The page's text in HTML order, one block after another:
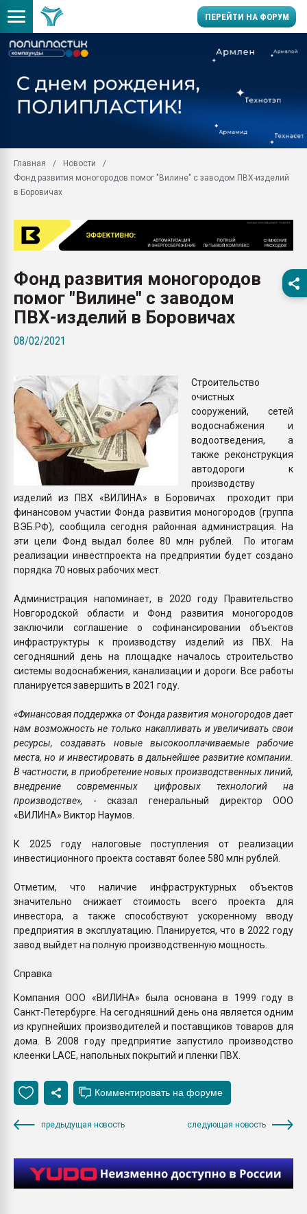
ПЕРЕЙТИ НА ФОРУМ
заводу пластмасс"
28.07.2026
первый план в
28.07.2026
ситуацией на
Всё, что касается
Главная
Новости
Фонд развития моногородов помог "Вилине" с заводом ПВХ-изделий
в Боровичах
Фонд развития моногородов
помог "Вилине" с заводом
ПВХ-изделий в Боровичах
08/02/2021
Строительство
очистных
сооружений, сетей
водоснабжения и
водоотведения, а
также реконструкция
автодороги к
производству
изделий из ПВХ «ВИЛИНА» в Боровичах проходит при
финансовом участии Фонда развития моногородов (группа
ВЭБ.РФ), сообщила сегодня районная администрация. На
эти цели Фонд выдал более 80 млн рублей. По итогам
реализации инвестпроекта на предприятии будет создано
порядка 70 новых рабочих мест.
Администрация напоминает, в 2020 году Правительство
Новгородской области и Фонд развития моногородов
заключили соглашение о софинансировании объектов
инфраструктуры к производству изделий из ПВХ. На
сегодняшний день на площадке началось строительство
системы водоснабжения, канализации и дороги. Все работы
планируется завершить в 2021 году.
«Финансовая поддержка от Фонда развития моногородов дает
нам возможность не только накапливать и увеличивать свои
ресурсы, создавать новые высокооплачиваемые рабочие
места, но и инвестировать в дальнейшее развитие компании.
В частности, в приобретение новых производственных линий,
внедрение современных цифровых технологий на
производстве», - сказал генеральный директор ООО
«ВИЛИНА» Виктор Наумов.
К 2025 году налоговые поступления от реализации
инвестиционного проекта составят более 580 млн рублей.
Отметим, что наличие инфраструктурных объектов
значительно снижает стоимость всего проекта для
инвестора, а также способствуют ускоренному вводу
предприятия в эксплуатацию. Планируется, что в 2022 году
завод выйдет на полную производственную мощность.
Справка
Компания ООО «ВИЛИНА» была основана в 1999 году в
Санкт-Петербурге. На сегодняшний день она является одним
из крупнейших производителей и поставщиков товаров для
дома. В 2008 году предприятие запустило производство
клеенки LACE, напольных покрытий и пленки ПВХ.
предыдущая новость следующая новость